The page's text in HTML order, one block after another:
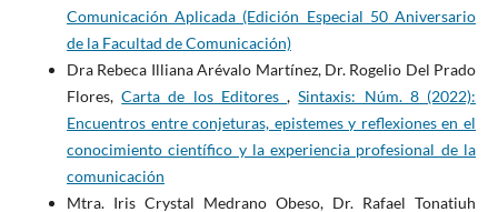
Comunicación Aplicada (Edición Especial 50 Aniversario
de la Facultad de Comunicación)
Dra Rebeca Illiana Arévalo Martínez, Dr. Rogelio Del Prado
Flores,Carta de los Editores,Sintaxis: Núm. 8 (2022):
Encuentros entre conjeturas, epistemes y reflexiones en el
conocimiento científico y la experiencia profesional de la
comunicación
Mtra. Iris Crystal Medrano Obeso, Dr. Rafael Tonatiuh